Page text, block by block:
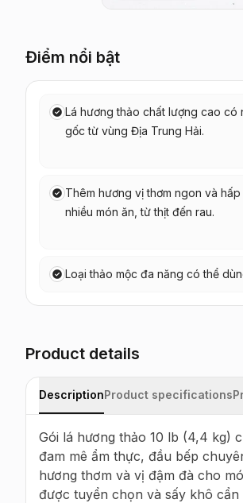
Điểm nổi bật
Lá hương thảo chất lượng cao có
gốc từ vùng Địa Trung Hải.
Thêm hương vị thơm ngon và
nhiều món ăn, từ thịt đến rau.
Loại thảo mộc đa năng có thể
Product details
DescriptionProduct specifications
Gói lá hương thảo 10 lb (4,4 kg)
đam mê ẩm thực, đầu bếp
hương thơm và vị đậm đà cho
được tuyển chọn và sấy khô